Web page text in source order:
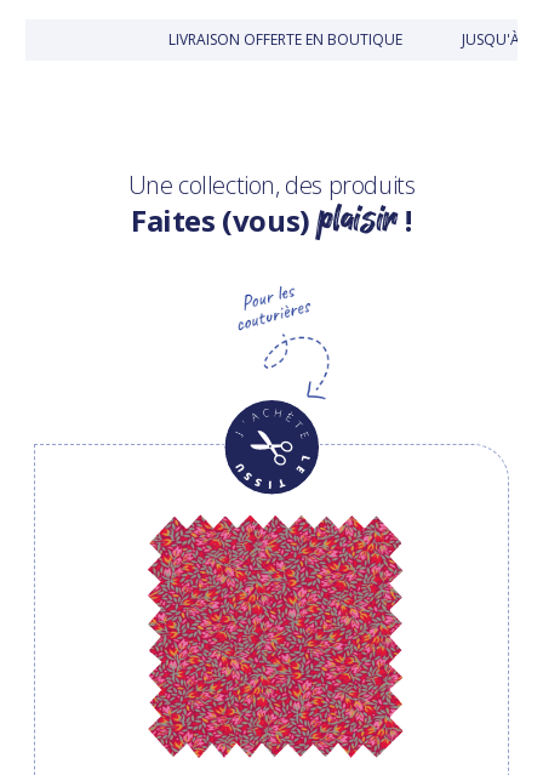
LIVRAISON OFFERTE EN BOUTIQUE JUSQU'À
Une collection, des produits
Faites (vous)plaisir!